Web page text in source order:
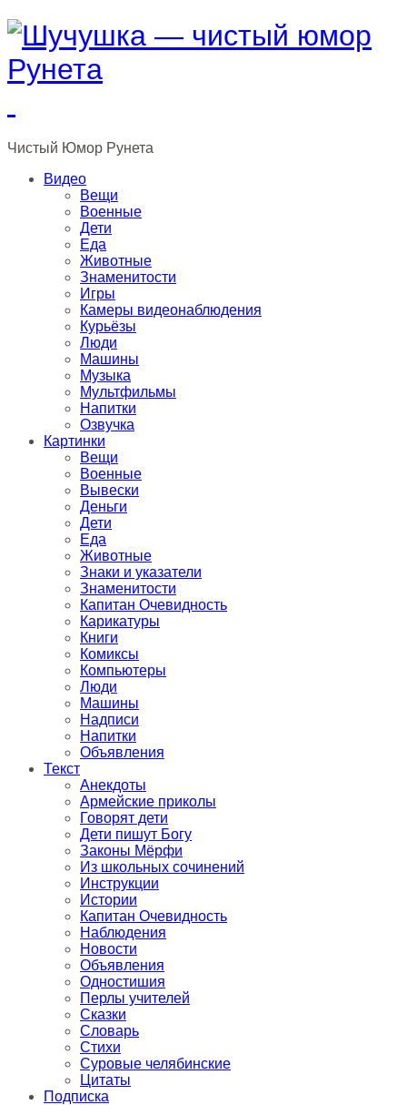
Чистый Юмор Рунета
Видео
Вещи
Военные
Дети
Еда
Животные
Знаменитости
Игры
Камеры видеонаблюдения
Курьёзы
Люди
Машины
Музыка
Мультфильмы
Напитки
Озвучка
Картинки
Вещи
Военные
Вывески
Деньги
Дети
Еда
Животные
Знаки и указатели
Знаменитости
Капитан Очевидность
Карикатуры
Книги
Комиксы
Компьютеры
Люди
Машины
Надписи
Напитки
Объявления
Текст
Анекдоты
Армейские приколы
Говорят дети
Дети пишут Богу
Законы Мёрфи
Из школьных сочинений
Инструкции
Истории
Капитан Очевидность
Наблюдения
Новости
Объявления
Одностишия
Перлы учителей
Сказки
Словарь
Стихи
Суровые челябинские
Цитаты
Подписка